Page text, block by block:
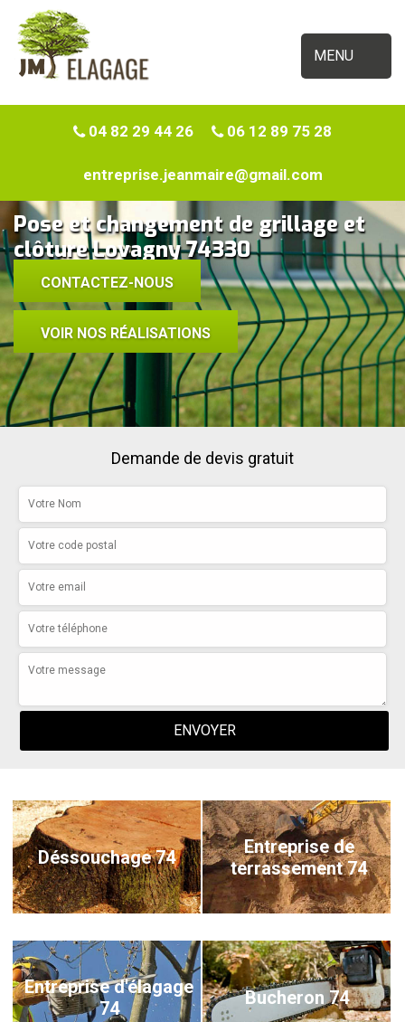
MENU
04 82 29 44 26 06 12 89 75 28
entreprise.jeanmaire@gmail.com
Pose et changement de grillage et
clôture Lovagny 74330
CONTACTEZ-NOUS
VOIR NOS RÉALISATIONS
Demande de devis gratuit
Déssouchage 74
Entreprise de
terrassement 74
Entreprise d'élagage
74
Bucheron 74